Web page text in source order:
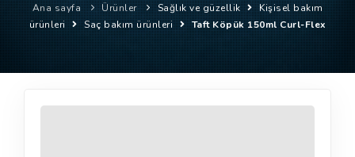
ÜRÜNLER
NASIL ÇALIŞIR?
Ana sayfa Ürünler Sağlık ve güzellik
Kişisel bakım
ürünleri
Saç bakım ürünleri Taft Köpük 150ml Curl-Flex